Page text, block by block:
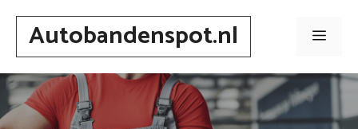
Spring
inhoudAutobandenspot.nl Menu